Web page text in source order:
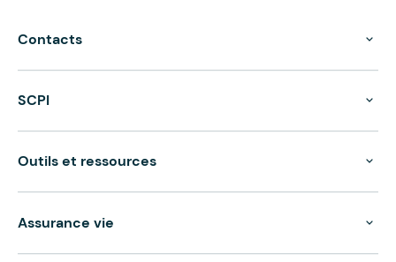
Contacts
SCPI
Outils et ressources
Assurance vie